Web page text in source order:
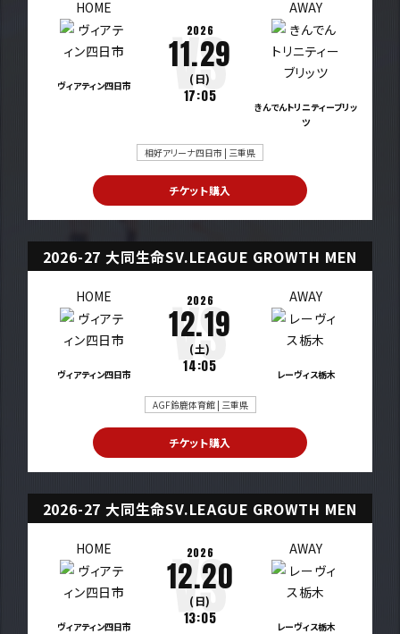
HOME
ヴィアティン四日市
2026
11.29
(日)
17:05
AWAY
きんでんトリニティーブリッ
ツ
相好アリーナ四日市 | 三重県
チケット購入
2026-27 大同生命SV.LEAGUE GROWTH MEN
HOME
ヴィアティン四日市
2026
12.19
(土)
14:05
AWAY
レーヴィス栃木
AGF鈴鹿体育館 | 三重県
チケット購入
2026-27 大同生命SV.LEAGUE GROWTH MEN
HOME
ヴィアティン四日市
2026
12.20
(日)
13:05
AWAY
レーヴィス栃木